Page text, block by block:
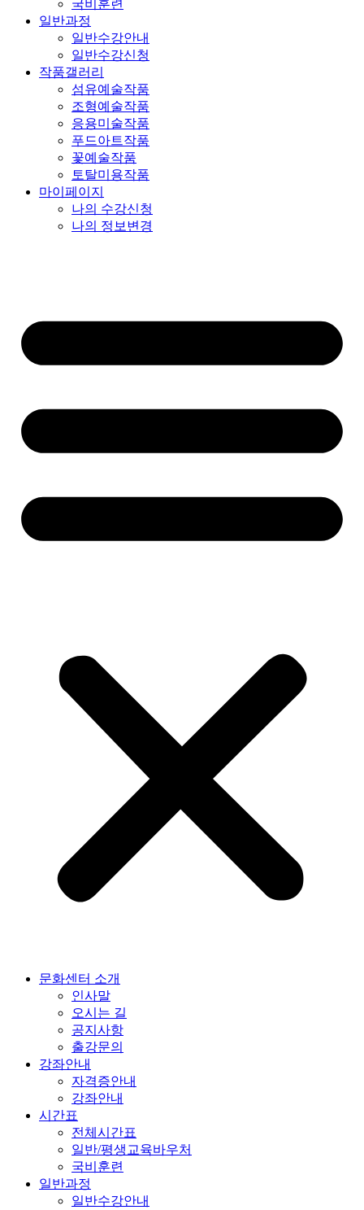
국비훈련
일반과정
일반수강안내
일반수강신청
작품갤러리
섬유예술작품
조형예술작품
응용미술작품
푸드아트작품
꽃예술작품
토탈미용작품
마이페이지
나의 수강신청
나의 정보변경
문화센터 소개
인사말
오시는 길
공지사항
출강문의
강좌안내
자격증안내
강좌안내
시간표
전체시간표
일반/평생교육바우처
국비훈련
일반과정
일반수강안내